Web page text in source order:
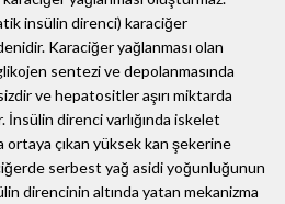
insülin direnci) karaciğer
Karaciğer yağlanması olan
sentezi ve depolanmasında
ve hepatositler aşırı miktarda
direnci varlığında iskelet
ortaya çıkan yüksek kan şekerine
serbest yağ asidi yoğunluğunun
direncinin altında yatan mekanizma